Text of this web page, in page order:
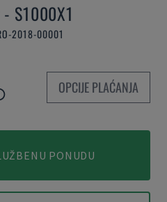
- S1000X1
2018-00001
OPCIJE PLAĆANJA
PONUDU